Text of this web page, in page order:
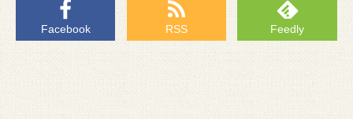
Facebook RSS Feedly